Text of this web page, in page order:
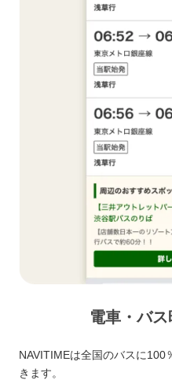
電車・バ
NAVITIMEは全国のバスに100
きます。